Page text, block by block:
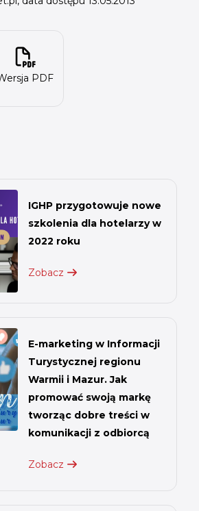
PDF
IGHP przygotowuje nowe
szkolenia dla hotelarzy w
2022 roku
Zobacz
E-marketing w Informacji
Turystycznej regionu
Warmii i Mazur. Jak
promować swoją markę
tworząc dobre treści w
komunikacji z odbiorcą
Zobacz